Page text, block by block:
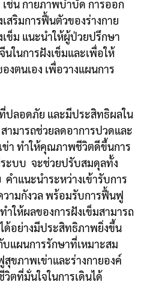
ช่น กายภาพบำบัด การออก
สริมการฟื้นตัวของร่างกาย
ข็ม แนะนำให้ผู้ป่วยปรึกษา
ในการฝังเข็มและเพื่อให้
งตนเอง เพื่อวางแผนการ
ปลอดภัย และมีประสิทธิผลใน
ามารถช่วยลดอาการปวดและ
ข่า ทำให้คุณภาพชีวิตดีขึ้นการ
ระบบ จะช่วยปรับสมดุลทั้ง
ำแนะนำระหว่างเข้ารับการ
ามกังวล พร้อมรับการฟื้นฟู
ให้ผลของการฝังเข็มสามารถ
ด้อย่างมีประสิทธิภาพยิ่งขึ้น
บแผนการรักษาที่เหมาะสม
ขภาพเข่าและร่างกายองค์
ตที่มั่นใจในการเดินได้